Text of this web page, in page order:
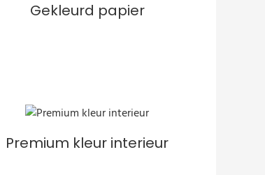
Gekleurd papier
Premium kleur interieur